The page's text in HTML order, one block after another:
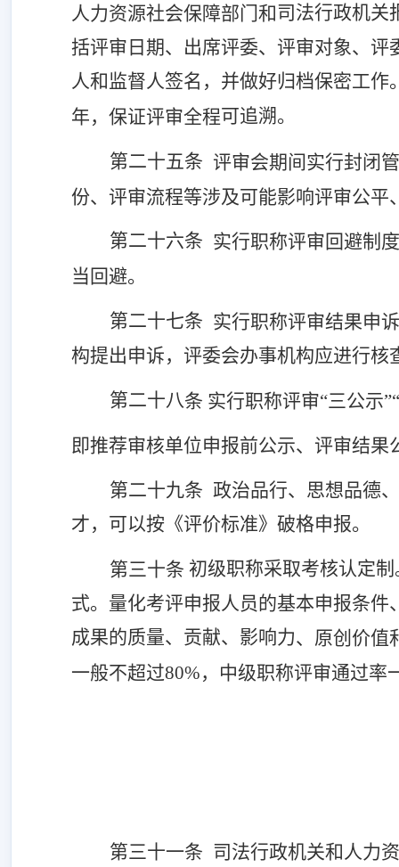
人力资源社会保障部门和司法行政机关
括评审日期、出席评委、评审对象、
人和监督人签名，并做好归档保密工作
年，保证评审全程可追溯。
第二十五条 评审会期间实行封闭
份、评审流程等涉及可能影响评审公平
第二十六条 实行职称评审回避制
当回避。
第二十七条 实行职称评审结果申
构提出申诉，评委会办事机构应进行
第二十八条 实行职称评审“三公示
即推荐审核单位申报前公示、评审结
第二十九条 政治品行、思想品德
才， 可以按《评价标准》破格申报。
第三十条 初级职称采取考核认定
式。量化考评申报人员的基本申报条件
成果的质量、贡献、影响力、原创价值
一般不超过80%，中级职称评审通过率
第三十一条 司法行政机关和人力